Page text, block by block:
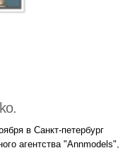
в Санкт-петербург
агентства "Annmodels",